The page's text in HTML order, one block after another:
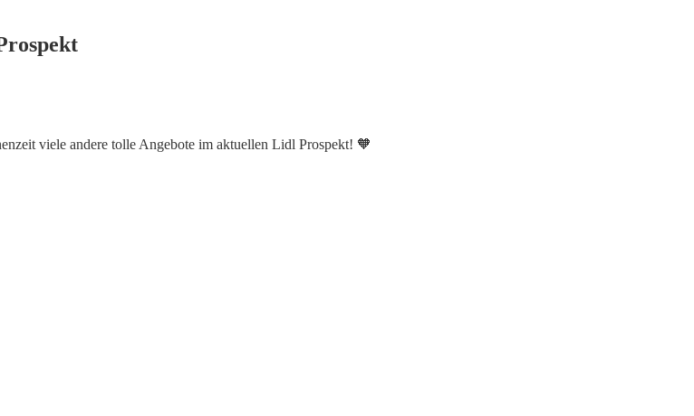
viele andere tolle Angebote im aktuellen Lidl Prospekt! 🧡